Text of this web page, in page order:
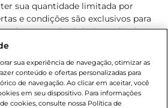
sua quantidade limitada por
e condições são exclusivos para
durante o dia de hoje, podendo
notificação. Proibida a venda
inciso II (Estatuto da Criança e do
condições exclusivos para o
sofrer alterações sem aviso
sua experiência de navegação, otimizar as
conteúdo e ofertas personalizadas para
de navegação. Ao clicar em aceitar, você
em seu dispositivo. Para informações
cookies, consulte nossa Política de